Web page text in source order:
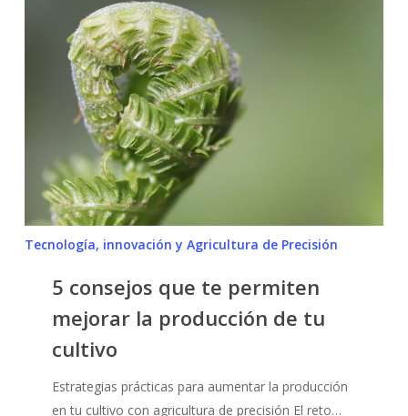
permiten
producción
Tecnología, innovación y Agricultura de Precisión
5 consejos que te permiten
mejorar la producción de tu
cultivo
Estrategias prácticas para aumentar la producción
en tu cultivo con agricultura de precisión El reto…